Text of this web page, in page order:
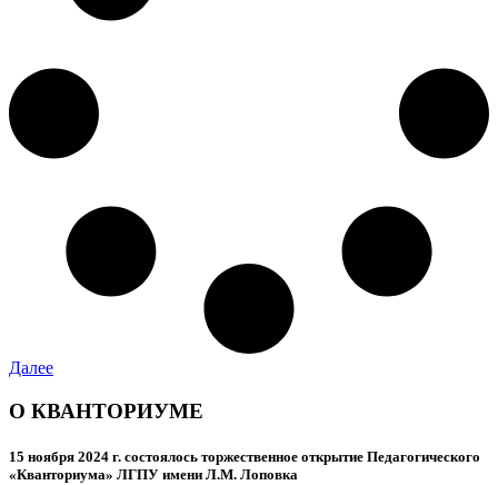
Далее
О КВАНТОРИУМЕ
15 ноября 2024 г. состоялось торжественное открытие Педагогического
«Кванториума» ЛГПУ имени Л.М. Лоповка